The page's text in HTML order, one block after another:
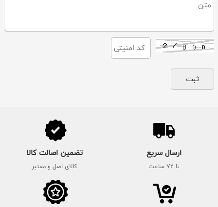
ارسال سریع
تا 72 ساعت
تضمین اصالت کالا
کالای اصل و معتبر